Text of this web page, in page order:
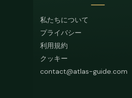
私たちについて
プライバシー
利用規約
クッキー
contact@atlas-guide.com